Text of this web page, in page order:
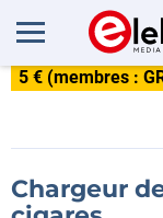
5 € (membres :
Chargeur